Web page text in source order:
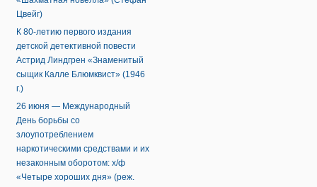
Цвейг)
К 80-летию первого издания
детской детективной повести
Астрид Линдгрен «Знаменитый
сыщик Калле Блюмквист» (1946
г.)
26 июня — Международный
День борьбы со
злоупотреблением
наркотическими средствами и их
незаконным оборотом: х/ф
«Четыре хороших дня» (реж.